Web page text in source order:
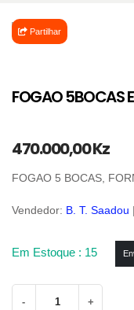
Partilhar
FOGAO 5BOCAS
470.000,00 Kz
FOGAO 5 BOCAS,
Vendedor: B. T. Saadou |
Em Estoque : 15
- +